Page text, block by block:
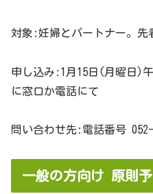
対象:妊婦とパートナー。先
申し込み:1月15日(月曜日)
に窓口か電話にて
問い合わせ先:電話番号
一般の方向け 原則予